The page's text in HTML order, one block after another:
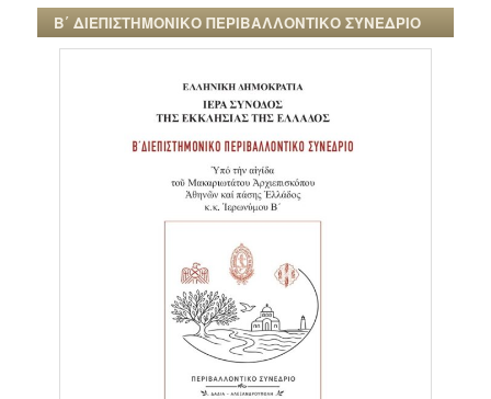
Β΄ ΔΙΕΠΙΣΤΗΜΟΝΙΚΟ ΠΕΡΙΒΑΛΛΟΝΤΙΚΟ ΣΥΝΕΔΡΙΟ